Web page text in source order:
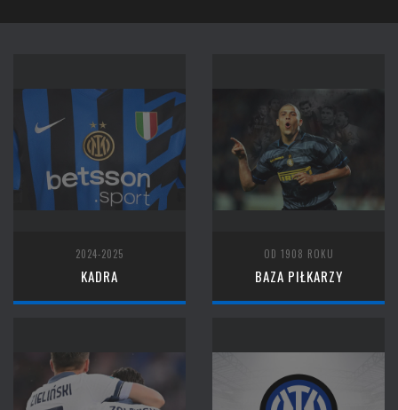
2024-2025
KADRA
OD 1908 ROKU
BAZA PIŁKARZY